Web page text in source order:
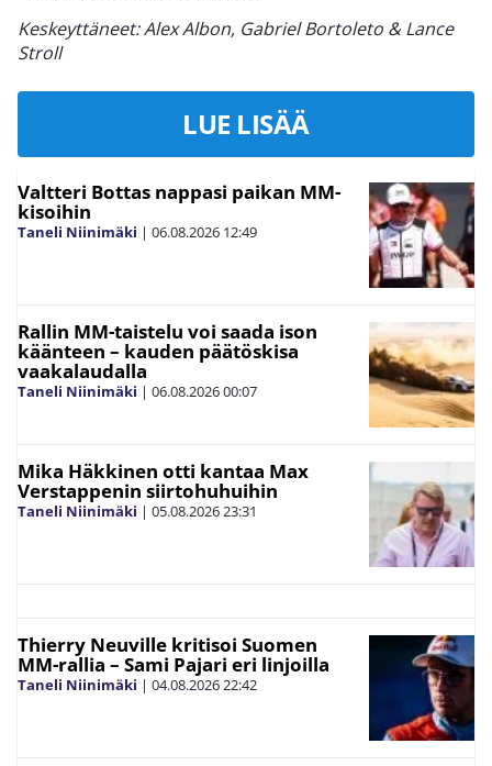
Keskeyttäneet: Alex Albon, Gabriel Bortoleto & Lance
Stroll
LUE LISÄÄ
Valtteri Bottas nappasi paikan MM-
kisoihin
Taneli Niinimäki | 06.08.2026 12:49
Rallin MM-taistelu voi saada ison
käänteen – kauden päätöskisa
vaakalaudalla
Taneli Niinimäki | 06.08.202600:07
Mika Häkkinen otti kantaa Max
Verstappenin siirtohuhuihin
Taneli Niinimäki | 05.08.202623:31
Thierry Neuville kritisoi Suomen
MM-rallia – Sami Pajari eri linjoilla
Taneli Niinimäki | 04.08.202622:42